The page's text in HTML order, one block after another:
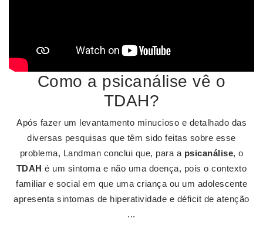
Como a psicanálise vê o
TDAH?
Após fazer um levantamento minucioso e detalhado das
diversas pesquisas que têm sido feitas sobre esse
problema, Landman conclui que, para a psicanálise, o
TDAH é um sintoma e não uma doença, pois o contexto
familiar e social em que uma criança ou um adolescente
apresenta sintomas de hiperatividade e déficit de atenção
...